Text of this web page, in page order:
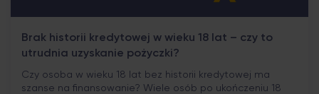
Brak historii kredytowej w wieku 18 lat – czy to
utrudnia uzyskanie pożyczki?
Czy osoba w wieku 18 lat bez historii kredytowej ma
szanse na finansowanie? Wiele osób po ukończeniu 18